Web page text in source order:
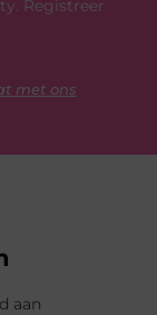
Registreer
met ons
aan